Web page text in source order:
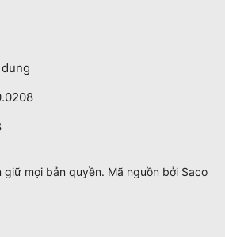
mọi bản quyền. Mã nguồn bởi Saco